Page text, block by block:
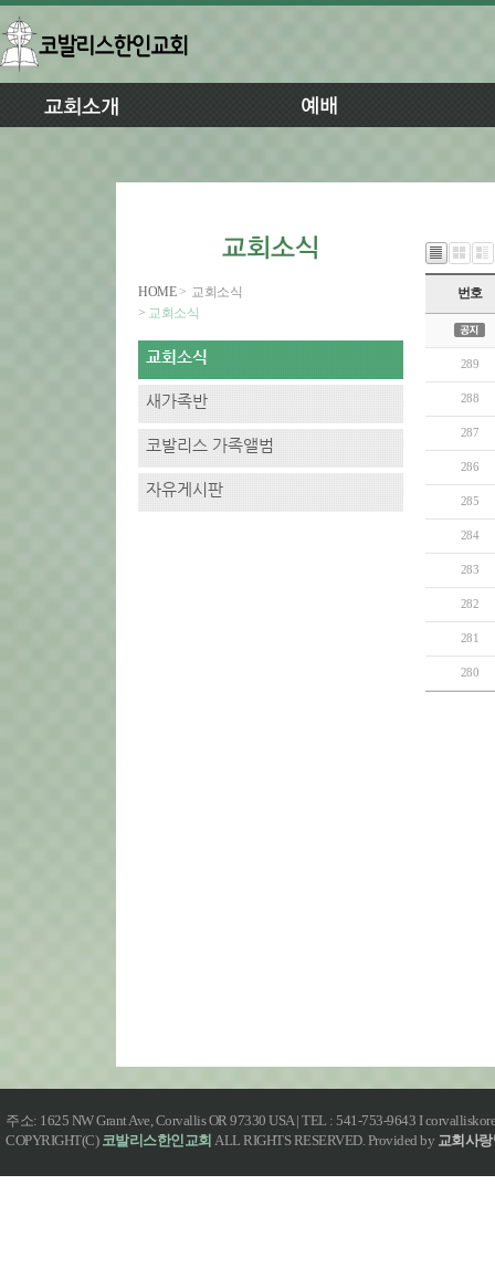
HOME > 교회소식
> 교회소식
번호
289
288
287
286
285
284
283
282
281
280
주소: 1625 NW Grant Ave, Corvallis OR 97330 USA | TEL : 541-753-9643 I
COPYRIGHT(C) 코발리스한인교회 ALL RIGHTS RESERVED. Provided by 교회사